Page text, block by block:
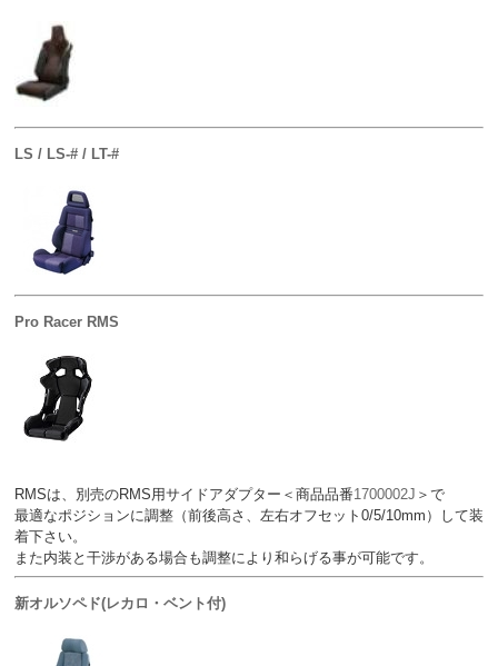
LS / LS-# / LT-#
Pro Racer RMS
RMSは、別売のRMS用サイドアダプター＜商品品番1700002J ＞で
最適なポジションに調整（前後高さ、左右オフセット0/5/10mm）して装
着下さい。
また内装と干渉がある場合も調整により和らげる事が可能です。
新オルソペド(レカロ・ベント付)